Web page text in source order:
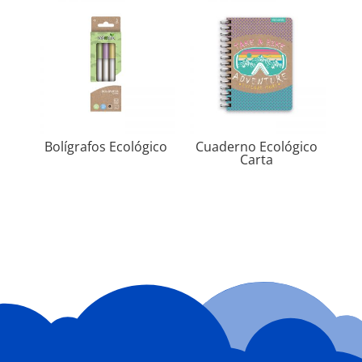
Bolígrafos Ecológico Cuaderno Ecológico
Carta